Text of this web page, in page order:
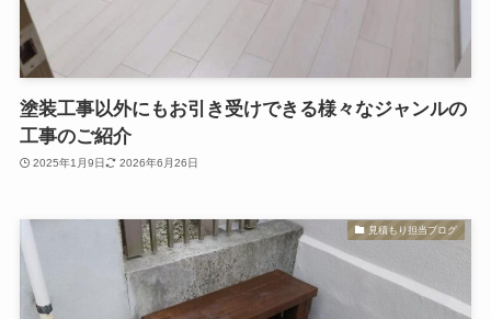
塗装工事以外にもお引き受けできる様々なジャンルの
工事のご紹介
2025年1月9日 2026年6月26日
見積もり担当ブログ